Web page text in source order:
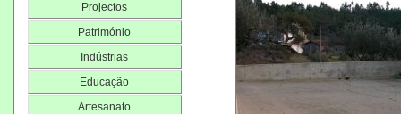
Projectos
Património
Indústrias
Educação
Artesanato